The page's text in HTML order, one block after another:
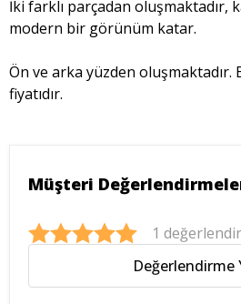
İki farklı parçadan oluşmaktadır,
modern bir görünüm katar.
Ön ve arka yüzden oluşmaktadır.
fiyatıdır.
Müşteri
1
Değerlendirme